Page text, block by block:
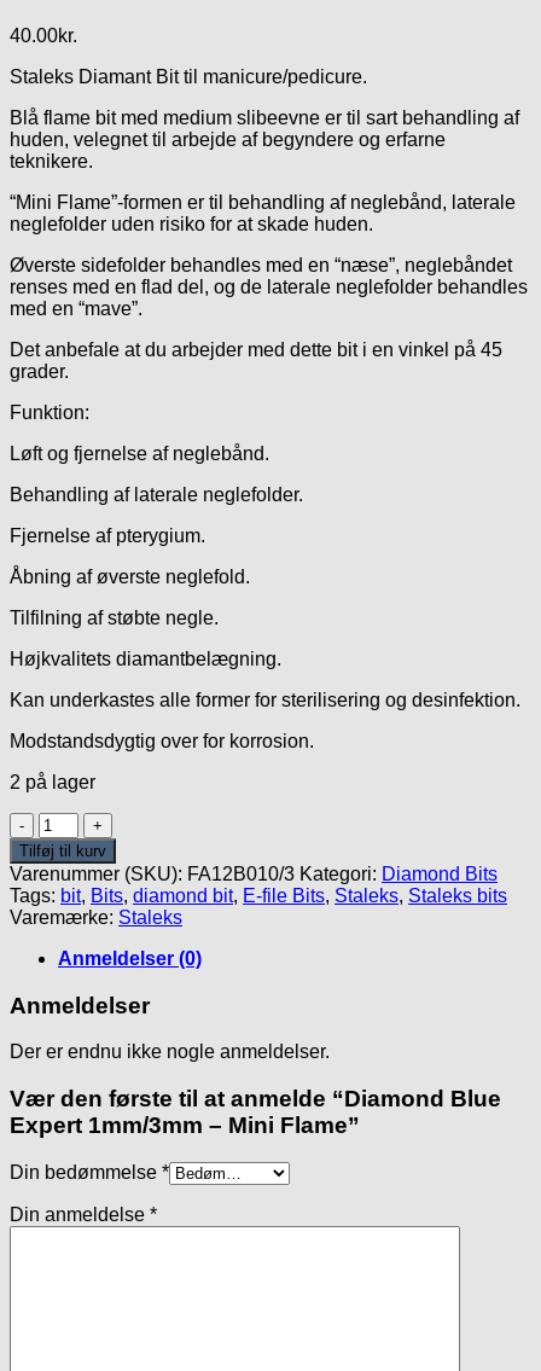
40.00kr.
Staleks Diamant Bit til manicure/pedicure.
Blå flame bit med medium slibeevne er til sart behandling af
huden, velegnet til arbejde af begyndere og erfarne
teknikere.
“Mini Flame”-formen er til behandling af neglebånd, laterale
neglefolder uden risiko for at skade huden.
Øverste sidefolder behandles med en “næse”, neglebåndet
renses med en flad del, og de laterale neglefolder behandles
med en “mave”.
Det anbefale at du arbejder med dette bit i en vinkel på 45
grader.
Funktion:
Løft og fjernelse af neglebånd.
Behandling af laterale neglefolder.
Fjernelse af pterygium.
Åbning af øverste neglefold.
Tilfilning af støbte negle.
Højkvalitets diamantbelægning.
Kan underkastes alle former for sterilisering og desinfektion.
Modstandsdygtig over for korrosion.
2 på lager
Diamond
Blue
Expert
1mm/3mm
-
Mini
Flame
antal
Tilføj til kurv
Varenummer (SKU): FA12B010/3 Kategori: Diamond Bits
Tags: bit, Bits, diamond bit, E-file Bits, Staleks, Staleks bits
Varemærke: Staleks
Anmeldelser (0)
Anmeldelser
Der er endnu ikke nogle anmeldelser.
Vær den første til at anmelde “Diamond Blue
Expert 1mm/3mm – Mini Flame”
Din bedømmelse *
Din anmeldelse *